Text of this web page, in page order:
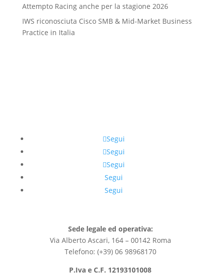
Attempto Racing anche per la stagione 2026
IWS riconosciuta Cisco SMB & Mid-Market Business
Practice in Italia
Segui
Segui
Segui
Segui
Segui
Sede legale ed operativa:
Via Alberto Ascari, 164 – 00142 Roma
Telefono: (+39) 06 98968170
P.Iva e C.F. 12193101008